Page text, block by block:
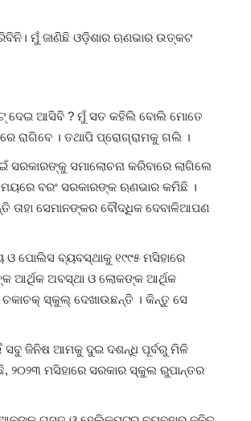
ମୁଁ ଜାଣିଛି ଓଡ଼ିଶାର ଋଣଭାର ଉତ୍କଟ
ଦେଇ ଆସିବି ? ମୁଁ ସତ କହିଲି ବୋଲି ମୋତେ
ରାଗିବେ । ତଥାପି ପ୍ରୋଗ୍ରାମକୁ ଗଲି ।
ସମାଲୋଚନା କରିବାରେ ଲାଗିଲେ
ବରଂ ସରକାରଙ୍କ ଋଣଭାର କମିଛି ।
ତାହା ସେମାନଙ୍କର ବୌଦ୍ଧିକ ଦେବାଳିଆପଣ
ଓ ପୋଲିସ ବ୍ୟବସ୍ଥାକୁ ୧୯୯୫ ମସିହାରେ
ଆର୍ଥିକ ଅବସ୍ଥା ଓ ଲୋକଙ୍କ ଆର୍ଥିକ
ସ୍କୁଲ୍ ଦେଖାଉଛନ୍ତି । କିନ୍ତୁ ସେ
ସବୁ ଜିନିଷ ଆମକୁ ଦୁଇ ଦଶନ୍ଧି ପୂର୍ବରୁ ମିଳି
୨୦୨୩ ମସିହାରେ ସରକାର ସ୍କୁଲ ରୁପାନ୍ତର